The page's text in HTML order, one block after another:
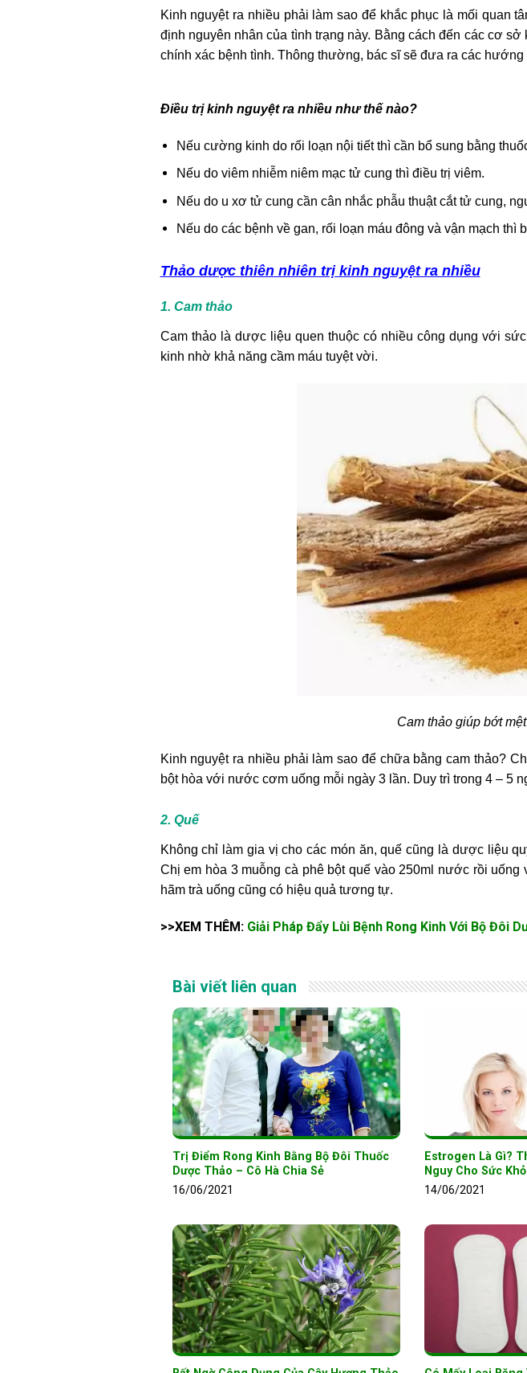
Kinh nguyệt ra nhiều phải làm sao để khắc phục là mối quan
định nguyên nhân của tình trạng này. Bằng cách đến các cơ
chính xác bệnh tình. Thông thường, bác sĩ sẽ đưa ra các hướng
Điều trị kinh nguyệt ra nhiều như thế nào?
Nếu cường kinh do rối loạn nội tiết thì cần bổ sung bằng
Nếu do viêm nhiễm niêm mạc tử cung thì điều trị viêm.
Nếu do u xơ tử cung cần cân nhắc phẫu thuật cắt tử cung,
Nếu do các bệnh về gan, rối loạn máu đông và vận mạch thì
Thảo dược thiên nhiên trị kinh nguyệt ra nhiều
1. Cam thảo
Cam thảo là dược liệu quen thuộc có nhiều công dụng với
kinh nhờ khả năng cầm máu tuyệt vời.
Cam thảo giúp bớt
Kinh nguyệt ra nhiều phải làm sao để chữa bằng cam thảo?
bột hòa với nước cơm uống mỗi ngày 3 lần. Duy trì trong 4 – 5
2. Quế
Không chỉ làm gia vị cho các món ăn, quế cũng là dược liệu
Chị em hòa 3 muỗng cà phê bột quế vào 250ml nước rồi
hãm trà uống cũng có hiệu quả tương tự.
>>XEM THÊM: Giải Pháp Đẩy Lùi Bệnh Rong Kinh Với Bộ Đôi
Bài viết liên quan
Trị Điểm Rong Kinh Bằng Bộ Đôi Thuốc
Dược Thảo – Cô Hà Chia Sẻ
16/06/2021
Estrogen Là Gì?
Nguy Cho Sức
14/06/2021